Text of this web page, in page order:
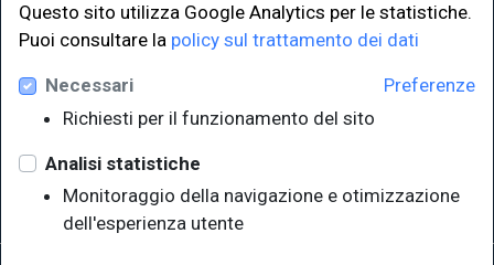
LINK ISTITUZIONALI
Università degli Studi di Trieste
Sistema Bibliotecario di Ateneo
EUT in cifre
Questo sito utilizza Google Analytics per le statistiche.
Puoi consultare la policy sul trattamento dei dati
Preferenze
Necessari
Richiesti per il funzionamento del sito
Analisi statistiche
Monitoraggio della navigazione e otimizzazione
dell'esperienza utente